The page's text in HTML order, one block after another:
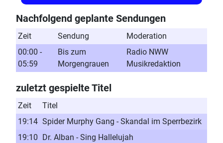
Nachfolgend geplante Sendungen
Zeit Sendung
Moderation
00:00 -
05:59
Bis zum
Morgengrauen
Radio NWW
Musikredaktion
zuletzt gespielte Titel
Zeit
Titel
19:14 Spider Murphy Gang - Skandal im Sperrbezirk
19:10
Dr. Alban - Sing Hallelujah